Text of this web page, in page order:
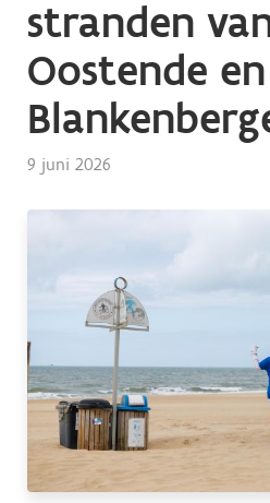
stranden
Oostende en
9 juni 2026